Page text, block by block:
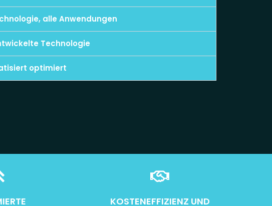
alle Anwendungen
Technologie
optimiert
KOSTENEFFIZIENZ UND